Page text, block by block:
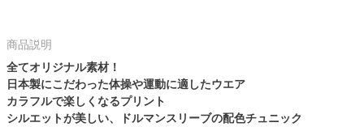
商品説明
全てオリジナル素材！
日本製にこだわった体操や運動に適したウエア
カラフルで楽しくなるプリント
シルエットが美しい、ドルマンスリーブの配色チュニック